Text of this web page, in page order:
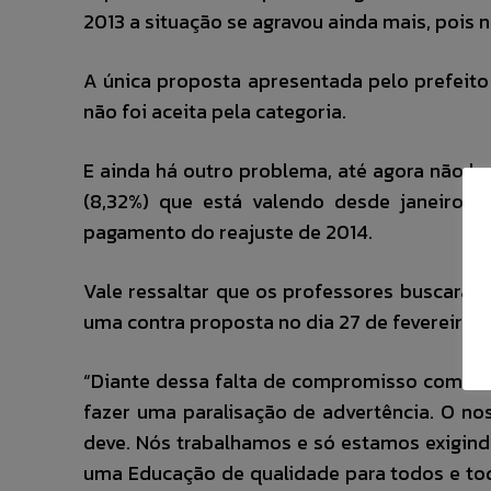
2013 a situação se agravou ainda mais,
A única proposta apresentada pelo
não foi aceita pela categoria.
E ainda há outro problema, até agora não
(8,32%) que está valendo desde janeiro.
pagamento do reajuste de 2014.
Vale ressaltar que os professores
uma contra proposta no dia 27 de fevereiro
“Diante dessa falta de compromisso com
fazer uma paralisação de advertência. O
deve. Nós trabalhamos e só estamos
uma Educação de qualidade para todos e